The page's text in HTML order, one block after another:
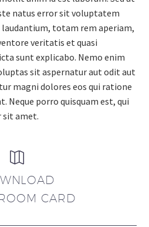
natus error sit voluptatem
totam rem aperiam,
veritatis et quasi
sunt explicabo. Nemo enim
sit aspernatur aut odit aut
magni dolores eos qui ratione
Neque porro quisquam est, qui
sit amet.


CARD